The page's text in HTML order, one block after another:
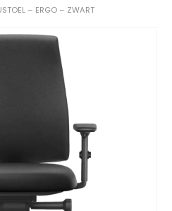
– ERGO – ZWART